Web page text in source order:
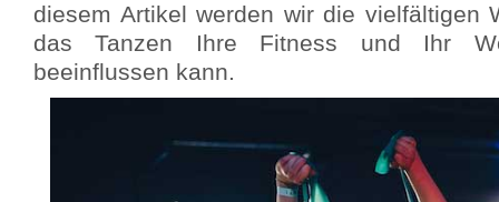
diesem Artikel werden wir die vielfältigen
das Tanzen Ihre Fitness und Ihr
beeinflussen kann.